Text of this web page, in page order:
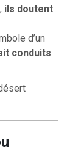
ils doutent
d’un
conduits